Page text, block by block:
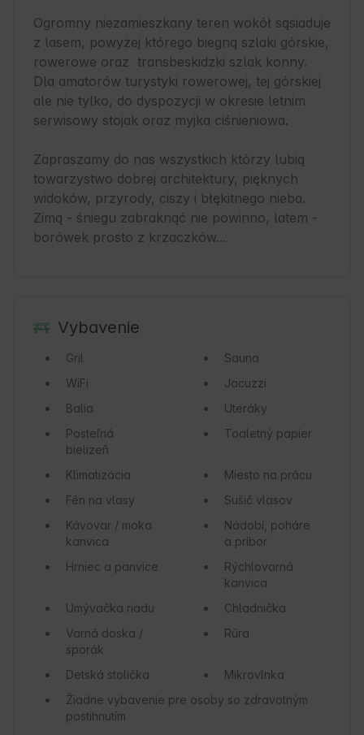
Ogromny niezamieszkany teren wokół sąsiaduje
z lasem, powyżej którego biegną szlaki górskie,
rowerowe oraz  transbeskidzki szlak konny.
Dla amatorów turystyki rowerowej, tej górskiej
ale nie tylko, do dyspozycji w okresie letnim
serwisowy stojak oraz myjka ciśnieniowa.
Zapraszamy do nas wszystkich którzy lubią
towarzystwo dobrej architektury, pięknych
widoków, przyrody, ciszy i błękitnego nieba.
Zimą - śniegu zabraknąć nie powinno, latem -
Vybavenie
Gril
Sauna
WiFi
Jacuzzi
Balia
Uteráky
Posteľná
bielizeň
Toaletný papier
Klimatizácia
Miesto na prácu
Fén na vlasy
Sušič vlasov
Kávovar / moka
kanvica
Nádobí, poháre
a príbor
Hrniec a panvice
Rýchlovarná
kanvica
Umývačka riadu
Chladnička
Varná doska /
sporák
Rúra
Detská stolička
Mikrovlnka
Žiadne vybavenie pre osoby so zdravotným
postihnutím